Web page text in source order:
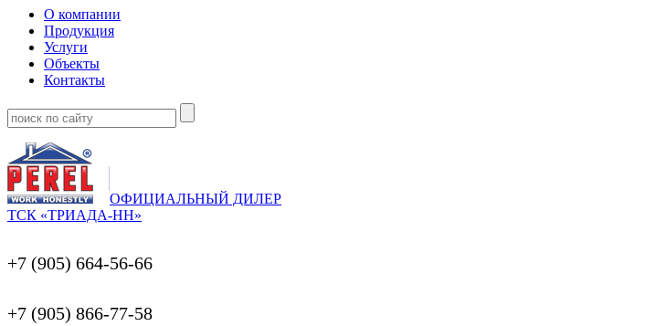
О компании
Продукция
Услуги
Объекты
Контакты
ОФИЦИАЛЬНЫЙ ДИЛЕР
ТСК «ТРИАДА-НН»
+7 (905) 664-56-66
+7 (905) 866-77-58